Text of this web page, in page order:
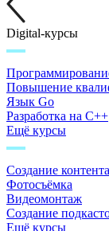
Digital-курсы
Повышение
Язык Go
Разработка на C++
Ещё курсы
Создание контента
Фотосъёмка
Видеомонтаж
Создание
Ещё курсы